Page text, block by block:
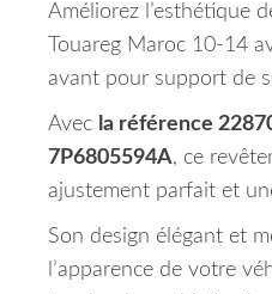
Améliorez l’esthétique
Touareg Maroc 10-14
avant pour support de
Avec la référence
7P6805594A, ce
ajustement parfait et
Son design élégant et
l’apparence de votre